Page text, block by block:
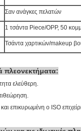
Σαν ανάγκες πελατών
1 τσάντα Piece/OPP, 50
Τσάντα χαρτικών/makeup
πλεονεκτήματα:
ελεύθερη.
και επικυρωμένη ο ISO